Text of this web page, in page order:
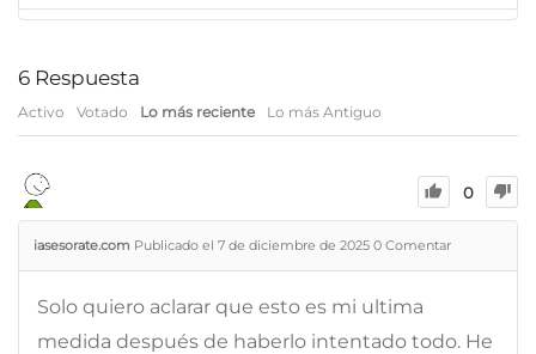
6 Respuesta
Activo Votado Lo más reciente Lo más Antiguo
0
iasesorate.com Publicado el 7 de diciembre de 2025 0 Comentar
Solo quiero aclarar que esto es mi ultima
medida después de haberlo intentado todo. He